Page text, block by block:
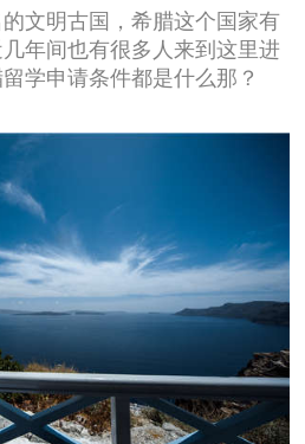
明古国，希腊这个国家有
年间也有很多人来到这里进
学申请条件都是什么那？